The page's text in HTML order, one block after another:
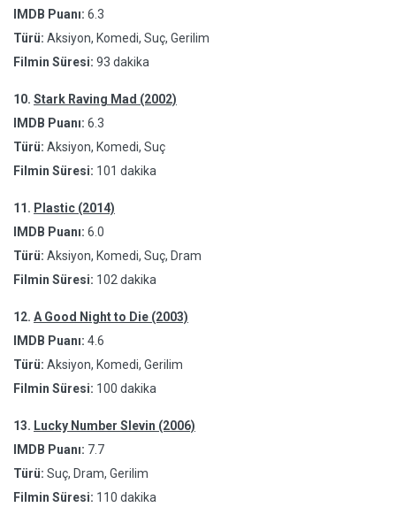
IMDB Puanı: 6.3
Türü: Aksiyon, Komedi, Suç, Gerilim
Filmin Süresi: 93 dakika
10. Stark Raving Mad (2002)
IMDB Puanı: 6.3
Türü: Aksiyon, Komedi, Suç
Filmin Süresi: 101 dakika
11. Plastic (2014)
IMDB Puanı: 6.0
Türü: Aksiyon, Komedi, Suç, Dram
Filmin Süresi: 102 dakika
12. A Good Night to Die (2003)
IMDB Puanı: 4.6
Türü: Aksiyon, Komedi, Gerilim
Filmin Süresi: 100 dakika
13. Lucky Number Slevin (2006)
IMDB Puanı: 7.7
Türü: Suç, Dram, Gerilim
Filmin Süresi: 110 dakika